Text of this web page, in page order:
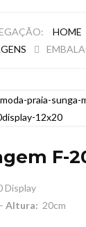
HOME
F-
Display
Altura: 20cm